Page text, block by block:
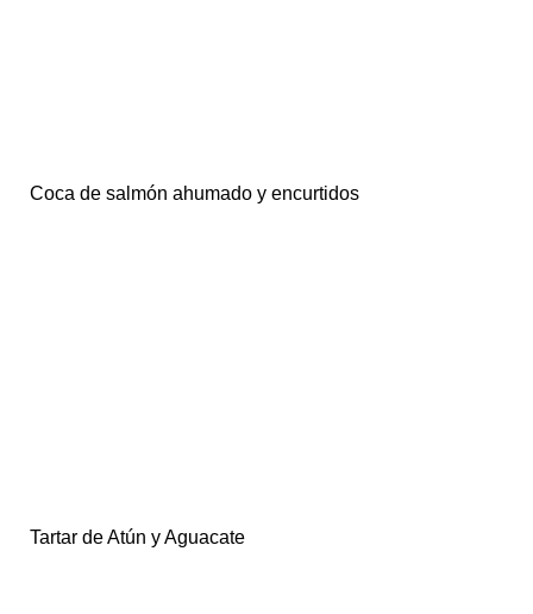
Coca de salmón ahumado y encurtidos
Tartar de Atún y Aguacate